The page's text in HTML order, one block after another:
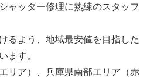
ャッター修理に熟練のスタッフ
るよう、地域最安値を目指した
ます。
リア）、兵庫県南部エリア（赤